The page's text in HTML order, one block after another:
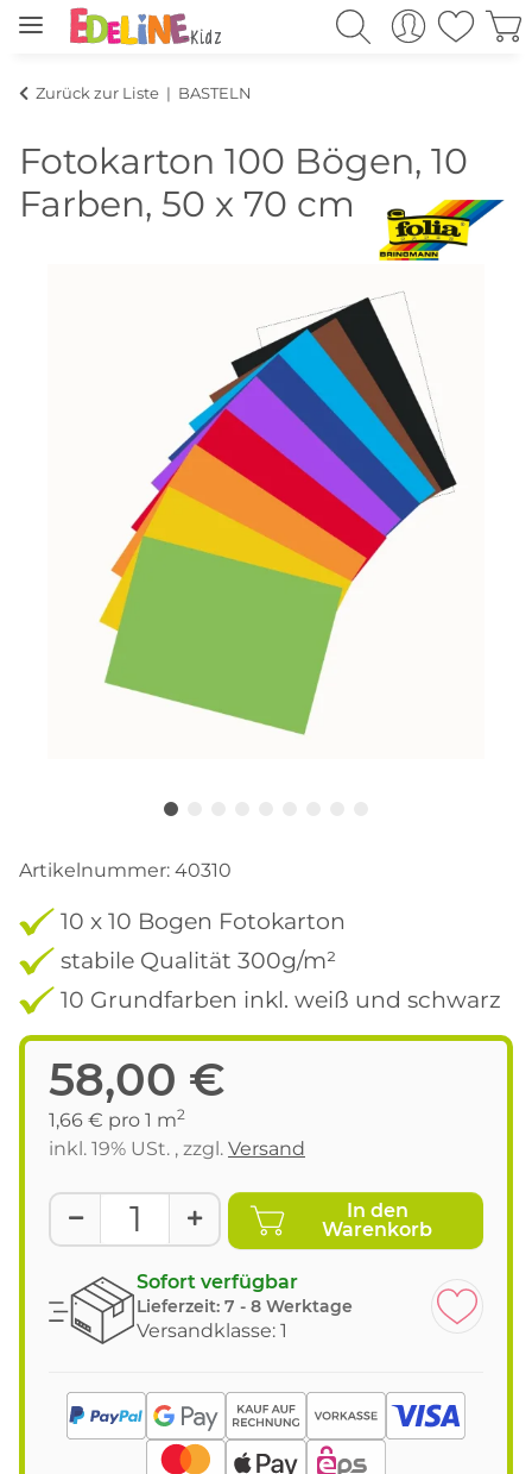
Zurück zur Liste BASTELN
Fotokarton 100 Bögen, 10
Farben, 50 x 70 cm
Artikelnummer: 40310
10 x 10 Bogen Fotokarton
stabile Qualität 300g/m²
10 Grundfarben inkl. weiß und schwarz
58,00 €
1,66 € pro 1 m2
inkl. 19% USt. , zzgl. Versand
In den
Warenkorb
Sofort verfügbar
Lieferzeit: 7 - 8 Werktage
Versandklasse: 1